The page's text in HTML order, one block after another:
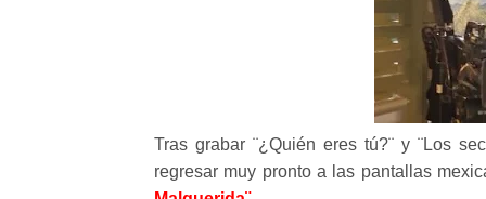
Tras grabar ¨¿Quién eres tú?¨ y ¨Los
regresar muy pronto a las pantallas